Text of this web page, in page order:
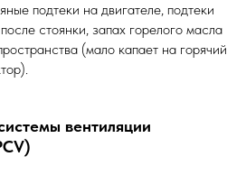
подтеки на двигателе, подтеки
стоянки, запах горелого масла
(мало капает на горячий
вентиляции